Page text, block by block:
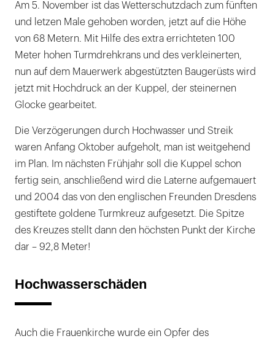
Am 5. November ist das Wetterschutzdach zum fünften
und letzen Male gehoben worden, jetzt auf die Höhe
von 68 Metern. Mit Hilfe des extra errichteten 100
Meter hohen Turmdrehkrans und des verkleinerten,
nun auf dem Mauerwerk abgestützten Baugerüsts wird
jetzt mit Hochdruck an der Kuppel, der steinernen
Glocke gearbeitet.
Die Verzögerungen durch Hochwasser und Streik
waren Anfang Oktober aufgeholt, man ist weitgehend
im Plan. Im nächsten Frühjahr soll die Kuppel schon
fertig sein, anschließend wird die Laterne aufgemauert
und 2004 das von den englischen Freunden Dresdens
gestiftete goldene Turmkreuz aufgesetzt. Die Spitze
des Kreuzes stellt dann den höchsten Punkt der Kirche
dar – 92,8 Meter!
Hochwasserschäden
Auch die Frauenkirche wurde ein Opfer des